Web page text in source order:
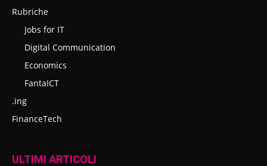
Rubriche
Jobs for IT
Digital Communication
Economics
FantaICT
.ing
FinanceTech
ULTIMI ARTICOLI